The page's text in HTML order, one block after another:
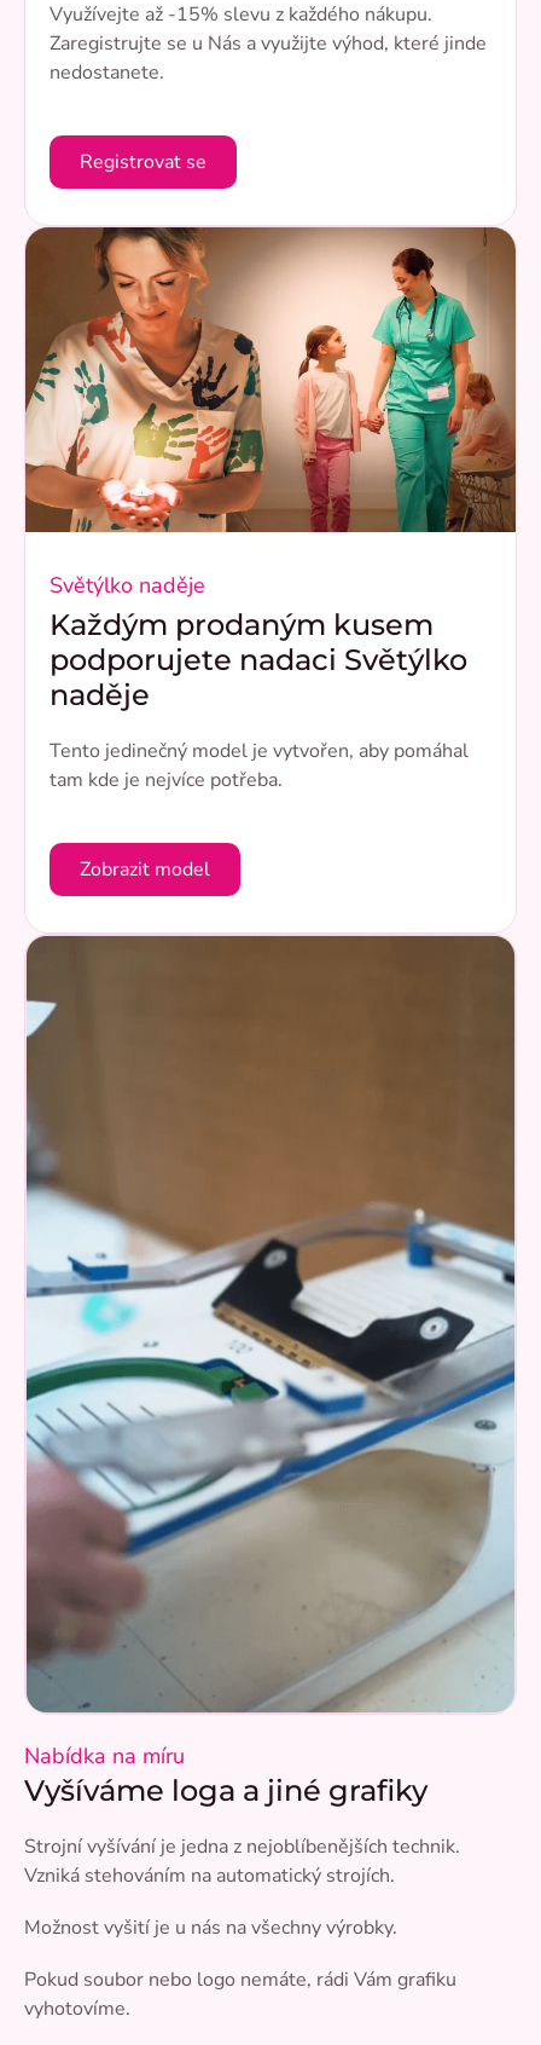
Využívejte až -15% slevu z každého nákupu.
Zaregistrujte se u Nás a využijte výhod, které jinde
nedostanete.
Registrovat se
Světýlko naděje
Každým prodaným kusem
podporujete nadaci Světýlko
naděje
Tento jedinečný model je vytvořen, aby pomáhal
tam kde je nejvíce potřeba.
Zobrazit model
Nabídka na míru
Vyšíváme loga a jiné grafiky
Strojní vyšívání je jedna z nejoblíbenějších technik.
Vzniká stehováním na automatický strojích.
Možnost vyšití je u nás na všechny výrobky.
Pokud soubor nebo logo nemáte, rádi Vám grafiku
vyhotovíme.